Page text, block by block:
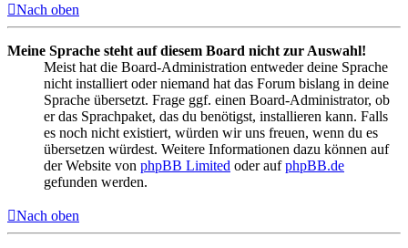
Nach oben
Meine Sprache steht auf diesem Board nicht zur Auswahl!
Meist hat die Board-Administration entweder deine Sprache
nicht installiert oder niemand hat das Forum bislang in deine
Sprache übersetzt. Frage ggf. einen Board-Administrator, ob
er das Sprachpaket, das du benötigst, installieren kann. Falls
es noch nicht existiert, würden wir uns freuen, wenn du es
übersetzen würdest. Weitere Informationen dazu können auf
der Website von phpBB Limited oder aufphpBB.de
gefunden werden.
Nach oben